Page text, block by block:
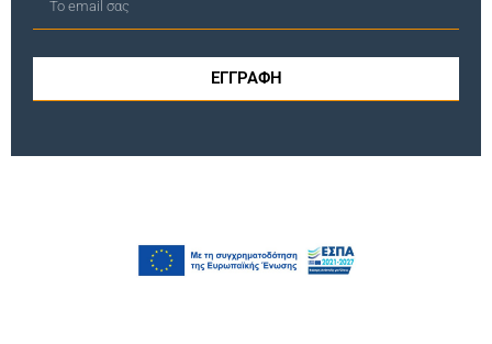
ΕΓΓΡΑΦΗ